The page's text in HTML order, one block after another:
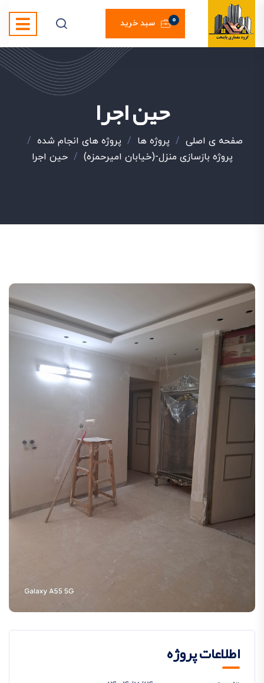
سبد خرید 0
حین اجرا
صفحه ی اصلی / پروژه ها / پروژه های انجام شده /
پروژه بازسازی منزل-(خیابان امیرحمزه) /حین اجرا
اطلاعات پروژه